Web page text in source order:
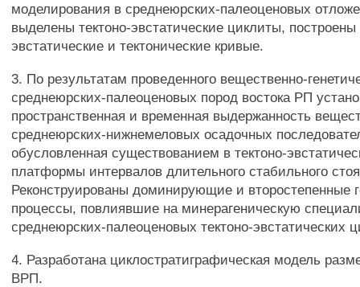
моделирования в среднеюрских-палеоценовых
выделены тектоно-эвстатические циклиты,
эвстатические и тектонические кривые.
3. По результатам проведенного вещественно-
среднеюрских-палеоценовых пород востока РП
пространственная и временная выдержанность
среднеюрских-нижнемеловых осадочных
обусловленная существованием в тектоно-
платформы интервалов длительного стабильного
Реконструированы доминирующие и второстепенные
процессы, повлиявшие на минерагеническую
среднеюрских-палеоценовых тектоно-эвстатических
4. Разработана циклостратиграфическая модель
ВРП.